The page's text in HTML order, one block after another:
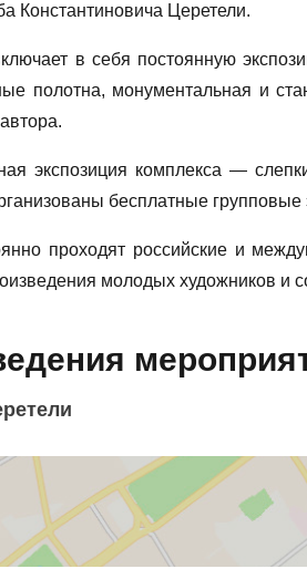
Константиновича Церетели.
в себя постоянную
полотна, монументальная и
экспозиция комплекса —
бесплатные групповые
проходят российские и
молодых художников и